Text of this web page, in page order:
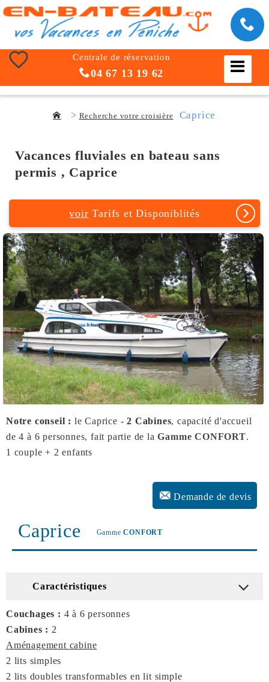
Centrale de réservation
04 67 13 19 62
Recherche votre croisière Caprice
Vacances fluviales en bateau sans
permis , Caprice
voir Tarifs et Disponiblités
Notre conseil : le Caprice -2 Cabines, capacité d'accueil
de 4 à 6 personnes, fait partie de laGamme CONFORT.
1 couple + 2 enfants
Demande de devis
Caprice GammeCONFORT
Caractéristiques
Couchages : 4 à 6 personnes
Cabines : 2
Aménagement cabine
2 lits simples
2 lits doubles transformables en lit simple